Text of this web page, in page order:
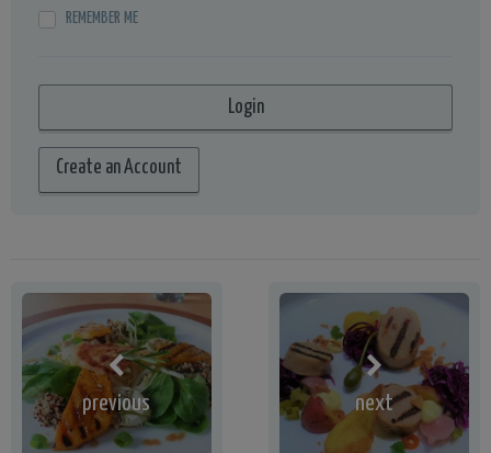
REMEMBER ME
Create an Account
previous next